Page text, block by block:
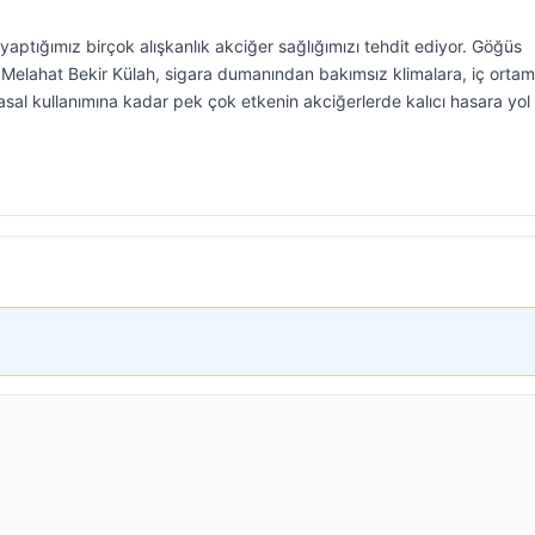
birçok alışkanlık akciğer sağlığımızı tehdit ediyor. Göğüs
Melahat Bekir Külah, sigara dumanından bakımsız klimalara, iç
kullanımına kadar pek çok etkenin akciğerlerde kalıcı hasara yol